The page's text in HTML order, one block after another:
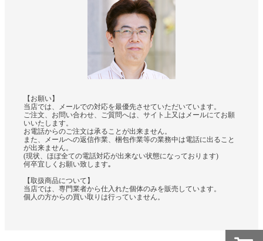
【お願い】
当店では、メールでの対応を最優先させていただいています。
ご注文、お問い合わせ、ご質問へは、サイト上又はメールにてお願
いいたします。
お電話からのご注文は承ることが出来ません。
また、メールへの返信作業、梱包作業等の業務中は電話に出ること
が出来ません。
(現状、ほぼ全ての電話対応が出来ない状態になっております)
何卒宜しくお願い致します｡
【取扱商品について】
当店では、専門業者から仕入れた個体のみを販売しています。
個人の方からの買い取りは行っていません。